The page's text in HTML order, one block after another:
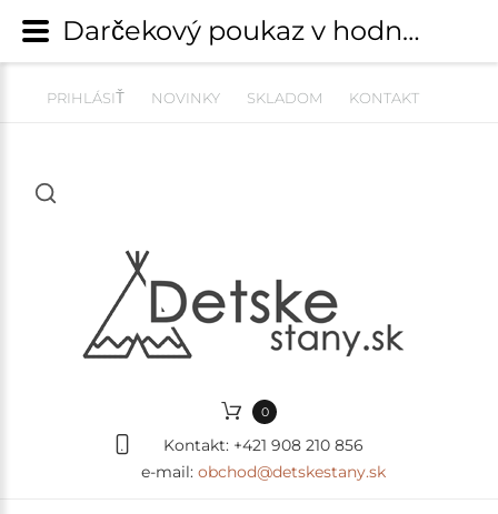
PRIHLÁSIŤ NOVINKY SKLADOM KONTAKT
0
Kontakt: +421 908 210 856
e-mail: obchod@detskestany.sk
Darčekový poukaz v hodnote 80€ | Darčekové poukazy na nákup | detskestany.sk